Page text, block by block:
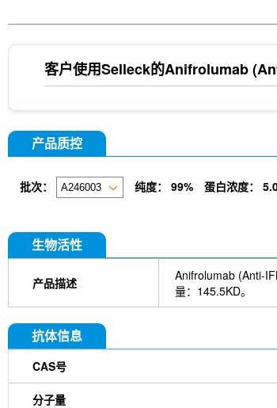
客户使用Selleck的Anifrolumab
产品质控
批次： 纯度： 99% 蛋白浓度：
生物活性
产品描述
Anifrolumab (Anti-
量：145.5KD。
抗体信息
CAS号
分子量